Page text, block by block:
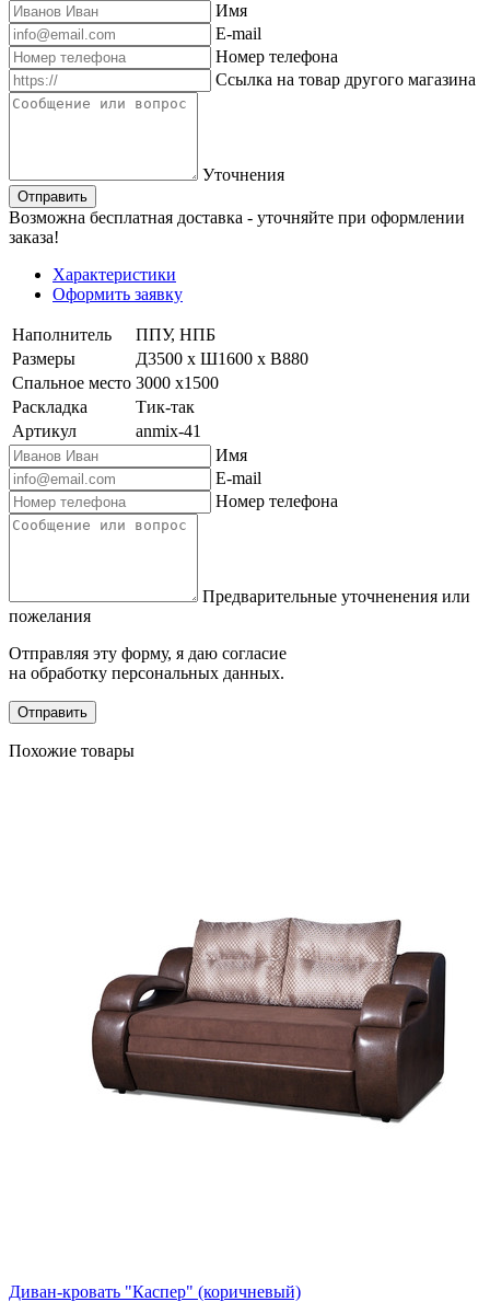
Имя
E-mail
Номер телефона
Ссылка на товар другого магазина
Уточнения
Отправить
Возможна бесплатная доставка - уточняйте при оформлении
заказа!
Характеристики
Оформить заявку
Наполнитель
ППУ, НПБ
Размеры
Д3500 х Ш1600 х В880
Спальное место 3000 х1500
Раскладка
Тик-так
Артикул
anmix-41
Имя
E-mail
Номер телефона
Предварительные уточненения или
пожелания
Отправляя эту форму, я даю согласие
на обработку персональных данных.
Отправить
Похожие товары
Диван-кровать "Каспер" (коричневый)